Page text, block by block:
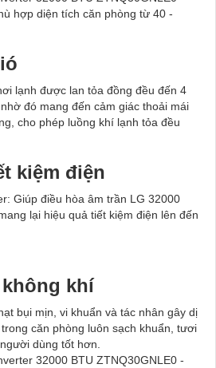
hợp diện tích căn phòng từ 40 -
lạnh được lan tỏa đồng đều đến 4
đó mang đến cảm giác thoải mái
cho phép luồng khí lạnh tỏa đều
kiệm điện
Giúp điều hòa âm trần LG 32000
lại hiệu quả tiết kiệm điện lên đến
khí
bụi mịn, vi khuẩn và tác nhân gây dị
căn phòng luôn sạch khuẩn, tươi
dùng tốt hơn.
32000 BTU ZTNQ30GNLE0 -